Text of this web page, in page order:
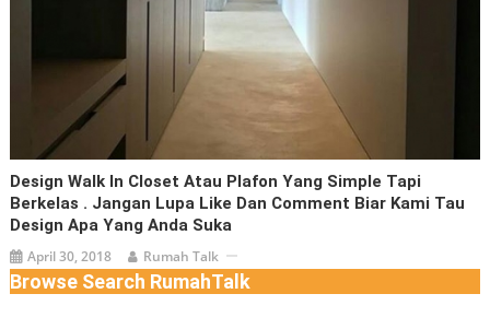
Design Walk In Closet Atau Plafon Yang Simple Tapi
Berkelas . Jangan Lupa Like Dan Comment Biar Kami Tau
Design Apa Yang Anda Suka
April 30, 2018 Rumah Talk
Browse Search RumahTalk